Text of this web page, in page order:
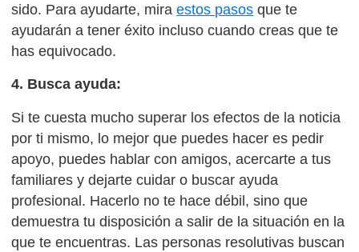
sido. Para ayudarte, miraestos pasos que te
ayudarán a tener éxito incluso cuando creas que te
has equivocado.
4. Busca ayuda:
Si te cuesta mucho superar los efectos de la noticia
por ti mismo, lo mejor que puedes hacer es pedir
apoyo, puedes hablar con amigos, acercarte a tus
familiares y dejarte cuidar o buscar ayuda
profesional. Hacerlo no te hace débil, sino que
demuestra tu disposición a salir de la situación en la
que te encuentras. Las personas resolutivas buscan